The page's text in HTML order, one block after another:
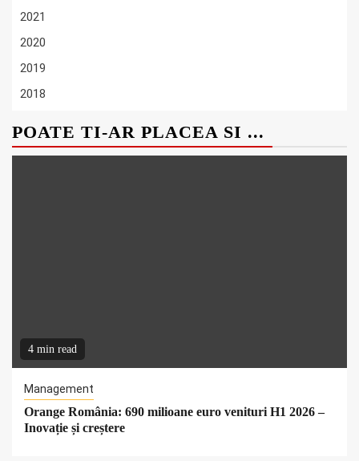
2021
2020
2019
2018
POATE TI-AR PLACEA SI ...
4 min read
Management
Orange România: 690 milioane euro venituri H1 2026 –
Inovație și creștere